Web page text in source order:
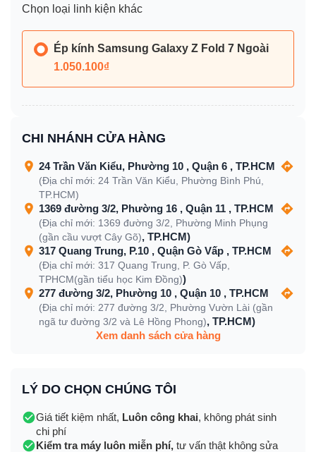
Chọn loại linh kiện khác
Ép kính Samsung Galaxy Z Fold 7 Ngoài
1.050.100₫
CHI NHÁNH CỬA HÀNG
24 Trần Văn Kiểu, Phường 10 , Quận 6 , TP.HCM
(Địa chỉ mới: 24 Trần Văn Kiểu, Phường Bình Phú,
TP.HCM)
1369 đường 3/2, Phường 16 , Quận 11 , TP.HCM
(Địa chỉ mới: 1369 đường 3/2, Phường Minh Phụng
(gần cầu vượt Cây Gõ), TP.HCM)
317 Quang Trung, P.10 , Quận Gò Vấp , TP.HCM
(Địa chỉ mới: 317 Quang Trung, P. Gò Vấp,
TPHCM(gần tiểu học Kim Đồng))
277 đường 3/2, Phường 10 , Quận 10 , TP.HCM
(Địa chỉ mới: 277 đường 3/2, Phường Vườn Lài (gần
ngã tư đường 3/2 và Lê Hồng Phong), TP.HCM)
Xem danh sách cửa hàng
LÝ DO CHỌN CHÚNG TÔI
Giá tiết kiệm nhất, Luôn công khai, không phát sinh
chi phí
Kiểm tra máy luôn miễn phí, tư vấn thật không sửa